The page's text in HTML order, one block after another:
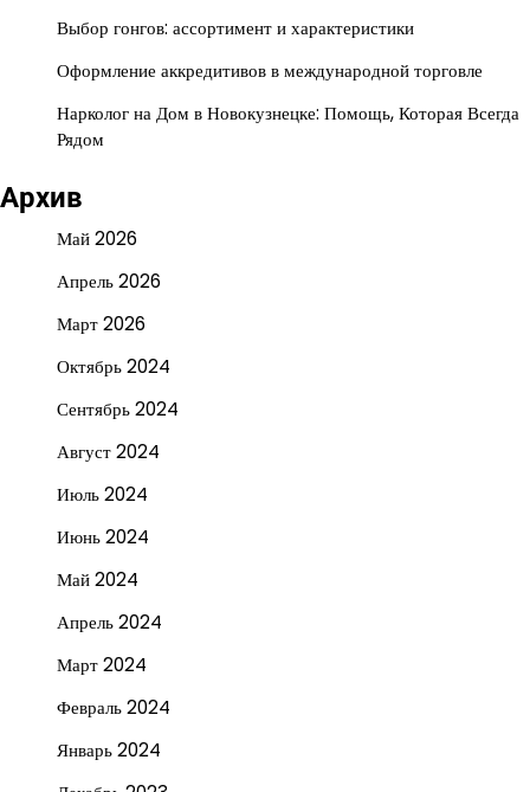
Выбор гонгов: ассортимент и характеристики
Оформление аккредитивов в международной торговле
Нарколог на Дом в Новокузнецке: Помощь, Которая Всегда
Рядом
Архив
Май 2026
Апрель 2026
Март 2026
Октябрь 2024
Сентябрь 2024
Август 2024
Июль 2024
Июнь 2024
Май 2024
Апрель 2024
Март 2024
Февраль 2024
Январь 2024